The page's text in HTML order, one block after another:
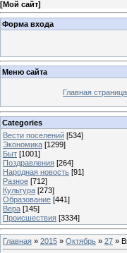
[Мой сайт]
Форма входа
Меню сайта
Главная страница
Categories
Вести поселений [534]
Экономика [1299]
Быт [1001]
Поздравления [264]
Народная новость [91]
Разное [712]
Культура [273]
Образование [441]
Вера [145]
Происшествия [3334]
Главная » 2015 » Октябрь » 27 »